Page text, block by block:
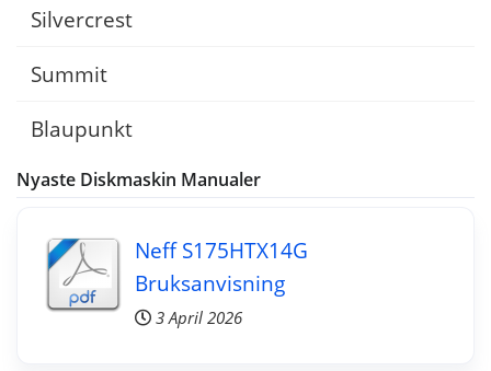
Silvercrest
Summit
Blaupunkt
Nyaste Diskmaskin Manualer
Neff S175HTX14G
Bruksanvisning
3 April 2026